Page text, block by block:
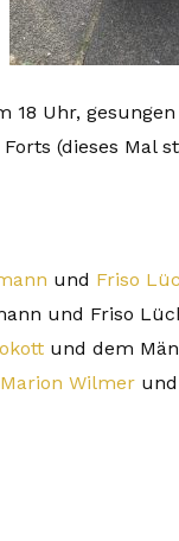
18 Uhr,
(dieses Mal
und Friso
und Friso
und dem
Marion Wilmerund